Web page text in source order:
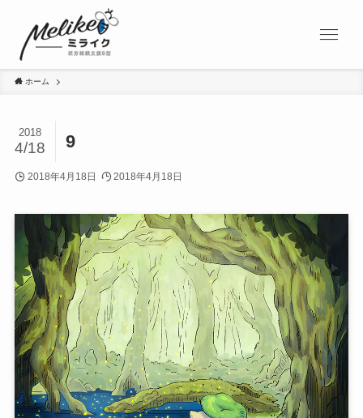
ホーム
9
2018
4/18
2018年4月18日 2018年4月18日